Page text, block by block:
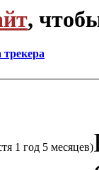
,
1 год 5 месяцев)